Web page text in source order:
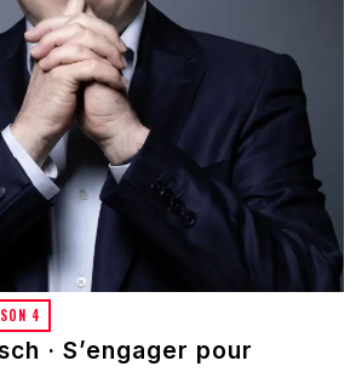
4
· S’engager pour